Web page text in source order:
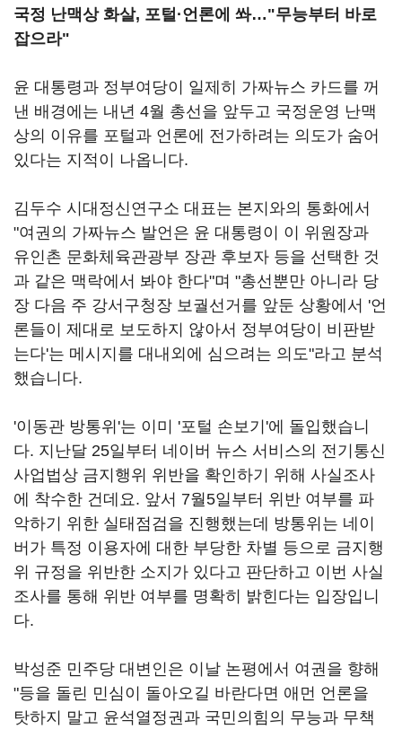
국정 난맥상 화살, 포털·언론에 쏴…"무능부터 바로
잡으라"
윤 대통령과 정부여당이 일제히 가짜뉴스 카드를 꺼
낸 배경에는 내년 4월 총선을 앞두고 국정운영 난맥
상의 이유를 포털과 언론에 전가하려는 의도가 숨어
있다는 지적이 나옵니다.
김두수 시대정신연구소 대표는 본지와의 통화에서
"여권의 가짜뉴스 발언은 윤 대통령이 이 위원장과
유인촌 문화체육관광부 장관 후보자 등을 선택한 것
과 같은 맥락에서 봐야 한다"며 "총선뿐만 아니라 당
장 다음 주 강서구청장 보궐선거를 앞둔 상황에서 '언
론들이 제대로 보도하지 않아서 정부여당이 비판받
는다'는 메시지를 대내외에 심으려는 의도"라고 분석
했습니다.
'이동관 방통위'는 이미 '포털 손보기'에 돌입했습니
다. 지난달 25일부터 네이버 뉴스 서비스의 전기통신
사업법상 금지행위 위반을 확인하기 위해 사실조사
에 착수한 건데요. 앞서 7월5일부터 위반 여부를 파
악하기 위한 실태점검을 진행했는데 방통위는 네이
버가 특정 이용자에 대한 부당한 차별 등으로 금지행
위 규정을 위반한 소지가 있다고 판단하고 이번 사실
조사를 통해 위반 여부를 명확히 밝힌다는 입장입니
다.
박성준 민주당 대변인은 이날 논평에서 여권을 향해
"등을 돌린 민심이 돌아오길 바란다면 애먼 언론을
탓하지 말고 윤석열정권과 국민의힘의 무능과 무책